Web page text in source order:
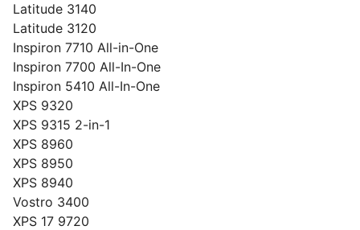
Latitude 3140
Latitude 3120
Inspiron 7710 All-in-One
Inspiron 7700 All-In-One
Inspiron 5410 All-In-One
XPS 9320
XPS 9315 2-in-1
XPS 8960
XPS 8950
XPS 8940
Vostro 3400
XPS 17 9720